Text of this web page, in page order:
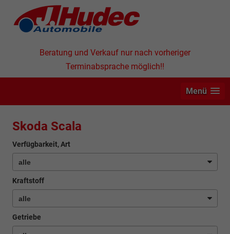
Beratung und Verkauf nur nach vorheriger
Terminabsprache möglich!!
Menü
Skoda Scala
Verfügbarkeit, Art
Kraftstoff
Getriebe